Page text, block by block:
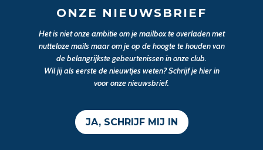
ONZE NIEUWSBRIEF
Het is niet onze ambitie om je mailbox te overladen met
nutteloze mails maar om je op de hoogte te houden van
de belangrijkste gebeurtenissen in onze club.
Wil jij als eerste de nieuwtjes weten? Schrijf je hier in
voor onze nieuwsbrief.
JA, SCHRIJF MIJ IN